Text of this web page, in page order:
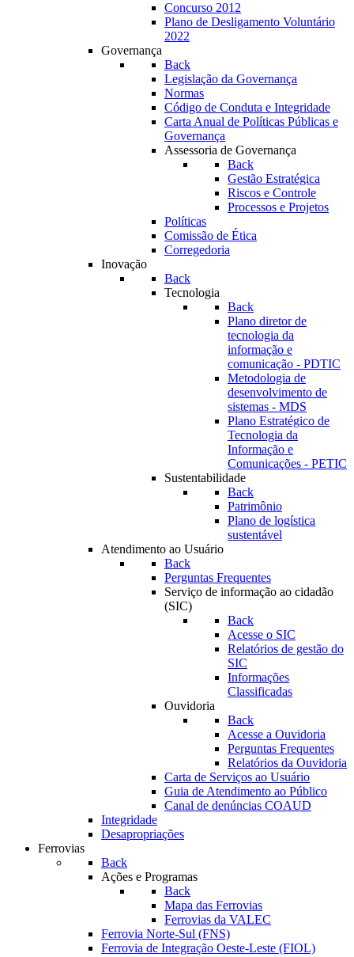
Concurso 2012
Plano de Desligamento Voluntário
2022
Governança
Back
Legislação da Governança
Normas
Código de Conduta e Integridade
Carta Anual de Políticas Públicas e
Governança
Assessoria de Governança
Back
Gestão Estratégica
Riscos e Controle
Processos e Projetos
Políticas
Comissão de Ética
Corregedoria
Inovação
Back
Tecnologia
Back
Plano diretor de
tecnologia da
informação e
comunicação - PDTIC
Metodologia de
desenvolvimento de
sistemas - MDS
Plano Estratégico de
Tecnologia da
Informação e
Comunicações - PETIC
Sustentabilidade
Back
Patrimônio
Plano de logística
sustentável
Atendimento ao Usuário
Back
Perguntas Frequentes
Serviço de informação ao cidadão
(SIC)
Back
Acesse o SIC
Relatórios de gestão do
SIC
Informações
Classificadas
Ouvidoria
Back
Acesse a Ouvidoria
Perguntas Frequentes
Relatórios da Ouvidoria
Carta de Serviços ao Usuário
Guia de Atendimento ao Público
Canal de denúncias COAUD
Integridade
Desapropriações
Ferrovias
Back
Ações e Programas
Back
Mapa das Ferrovias
Ferrovias da VALEC
Ferrovia Norte-Sul (FNS)
Ferrovia de Integração Oeste-Leste (FIOL)